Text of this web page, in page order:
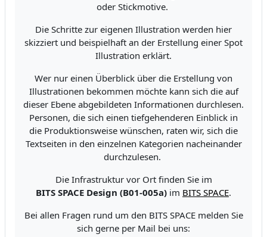
oder Stickmotive.
Die Schritte zur eigenen Illustration werden hier
skizziert und beispielhaft an der Erstellung einer Spot
Illustration erklärt.
Wer nur einen Überblick über die Erstellung von
Illustrationen bekommen möchte kann sich die auf
dieser Ebene abgebildeten Informationen durchlesen.
Personen, die sich einen tiefgehenderen Einblick in
die Produktionsweise wünschen, raten wir, sich die
Textseiten in den einzelnen Kategorien nacheinander
durchzulesen.
Die Infrastruktur vor Ort finden Sie im
BITS SPACE Design (B01-005a) im BITS SPACE.
Bei allen Fragen rund um den BITS SPACE melden Sie
sich gerne per Mail bei uns: